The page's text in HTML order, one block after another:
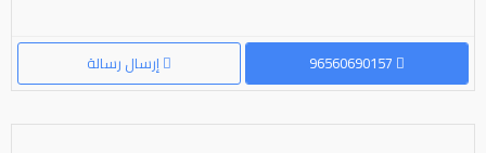
إرسال رسالة